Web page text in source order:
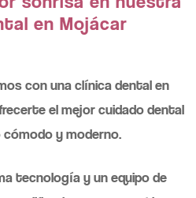
en Mojácar
con una clínica dental en
el mejor cuidado dental
y moderno.
tecnología y un equipo de